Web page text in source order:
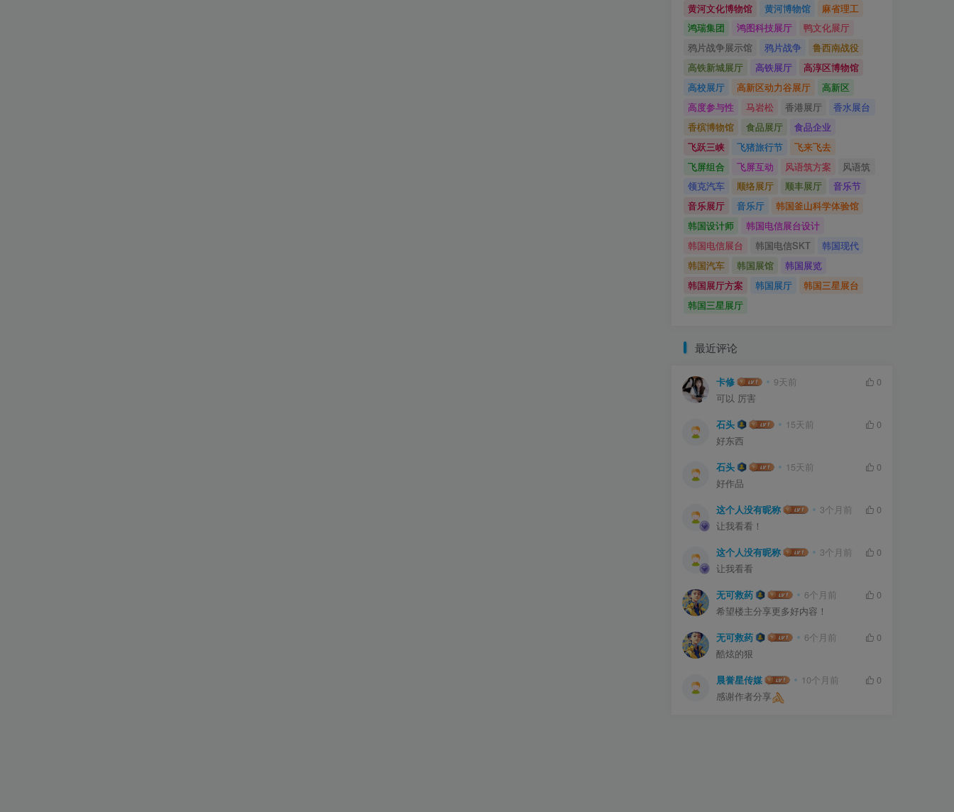
黄河文化博物馆
黄河博物馆
麻省理工
鸿瑞集团
鸿图科技展厅
鸭文化展厅
鸦片战争展示馆
鸦片战争
鲁西南战役
高铁新城展厅
高铁展厅
高淳区博物馆
高校展厅
高新区动力谷展厅
高新区
高度参与性
马岩松 香港展厅
香水展台
香槟博物馆
食品展厅
食品企业
飞跃三峡
飞猪旅行节
飞来飞去
飞屏组合
飞屏互动 风语筑方案
风语筑
领克汽车
顺络展厅 顺丰展厅
音乐节
音乐展厅
音乐厅
韩国釜山科学体验馆
韩国设计师
韩国电信展台设计
韩国电信展台
韩国电信SKT
韩国现代
韩国汽车
韩国展馆
韩国展览
韩国展厅方案
韩国展厅
韩国三星展台
韩国三星展厅
最近评论
卡修 9天前
0
可以 厉害
石头 15天前
0
好东西
石头 15天前
0
好作品
这个人没有昵称 3个月前
0
让我看看！
这个人没有昵称 3个月前
0
让我看看
无可救药 6个月前
0
希望楼主分享更多好内容！
无可救药 6个月前
0
酷炫的狠
晨誉星传媒 10个月前
0
感谢作者分享